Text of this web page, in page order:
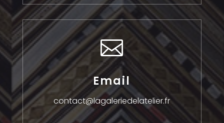

Email
contact@lagaleriedelatelier.fr